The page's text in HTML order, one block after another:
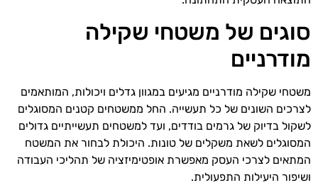
סוגים של משטחי שקילה
מודרניים
משטחי שקילה מודרניים מגיעים במגוון גדלים ויכולות, המותאמים
לצרכים השונים של כל תעשייה. החל ממשטחים קטנים המסוגלים
לשקול בדיוק של גרמים בודדים, ועד למשטחים תעשייתיים גדולים
המסוגלים לשאת משקלים של טונות. היכולת לבחור את המשטח
המתאים לצרכי העסק מאפשרת אופטימיזציה של תהליכי העבודה
ושיפור היעילות התפעולית.